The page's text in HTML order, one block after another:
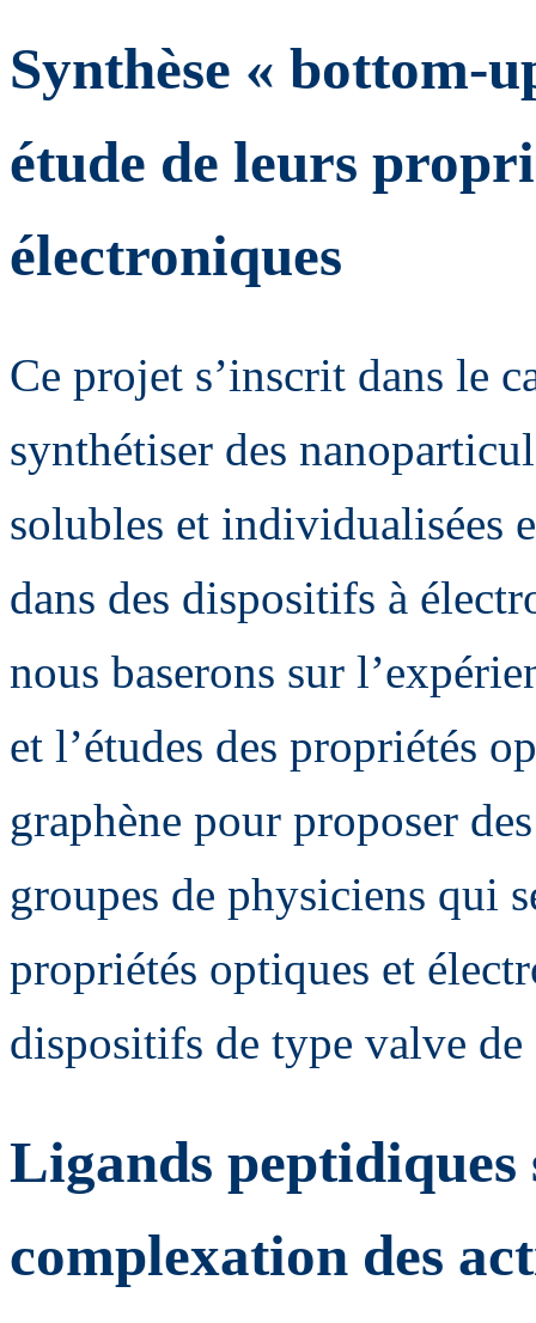
Synthèse « bottom-
étude de leurs
électroniques
Ce projet s’inscrit dans le
synthétiser des
solubles et individualisées
dans des dispositifs à
nous baserons sur
et l’études des propriétés
graphène pour proposer
groupes de physiciens qui
propriétés optiques et
dispositifs de type valve de
Ligands
complexation des